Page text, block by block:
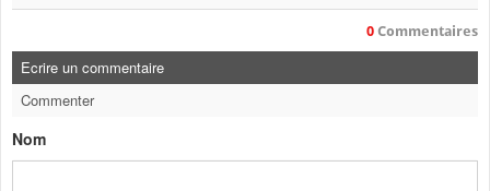
0 Commentaires
Ecrire un commentaire
Commenter
Nom